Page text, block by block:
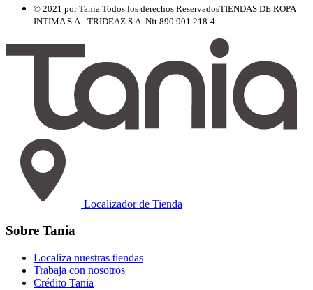
© 2021 por Tania Todos los derechos ReservadosTIENDAS DE ROPA
INTIMA S.A. -TRIDEAZ S.A. Nit 890.901.218-4
Localizador de Tienda
Sobre Tania
Localiza nuestras tiendas
Trabaja con nosotros
Crédito Tania